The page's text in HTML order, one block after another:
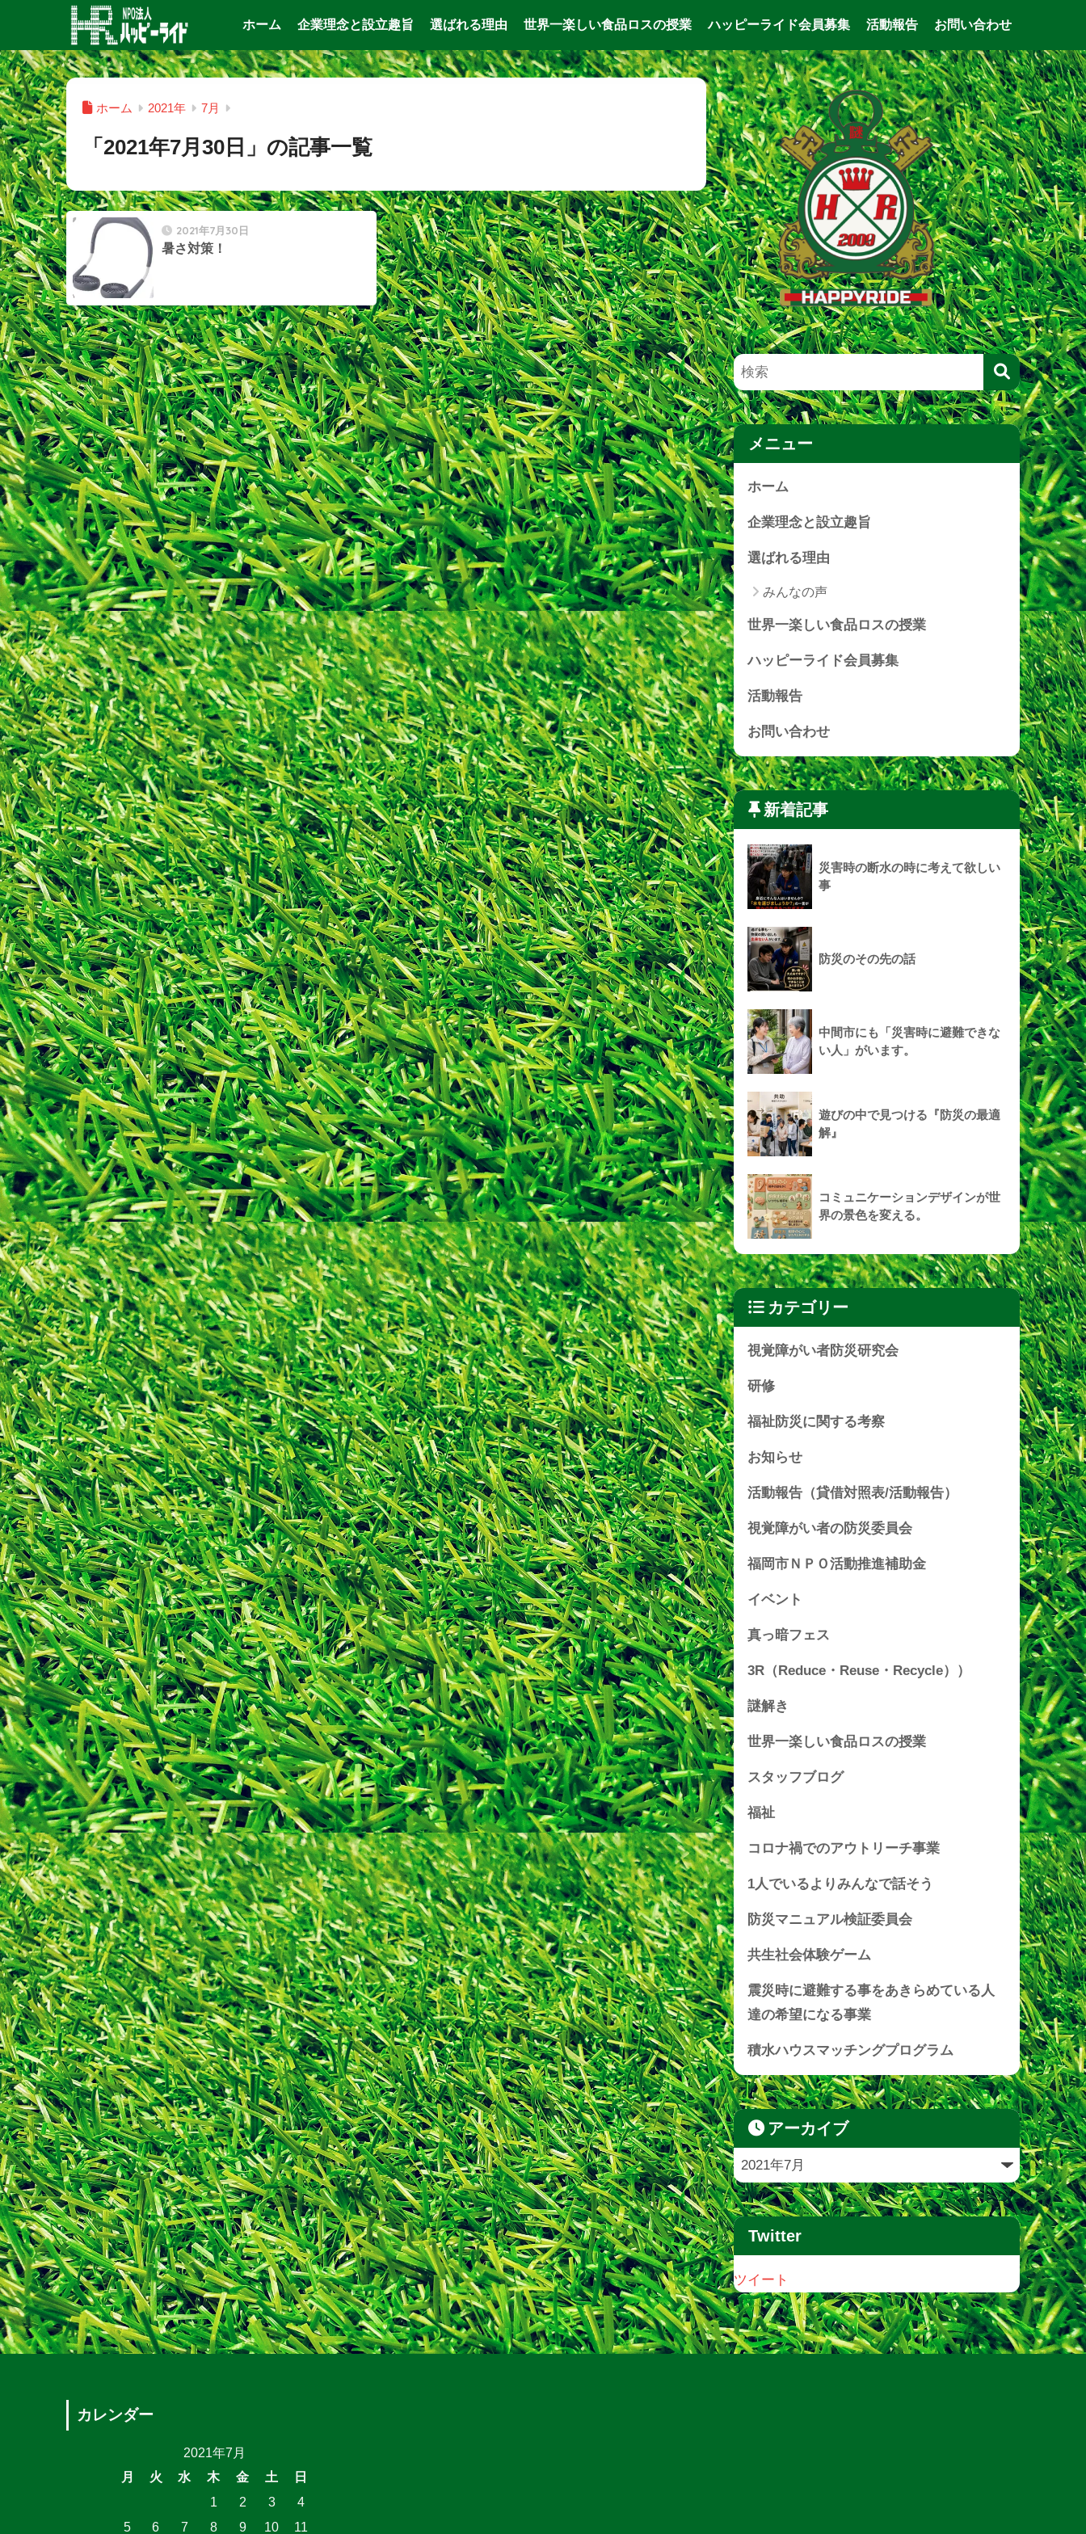
ホーム 企業理念と設立趣旨 選ばれる理由 世界一楽しい食品ロスの授業 ハッピーライド会員募集 活動報告 お問い合わせ
ホーム 2021年 7月
「2021年7月30日」の記事一覧
2021年7月30日
暑さ対策！
メニュー
ホーム
企業理念と設立趣旨
選ばれる理由
みんなの声
世界一楽しい食品ロスの授業
ハッピーライド会員募集
活動報告
お問い合わせ
新着記事
災害時の断水の時に考えて欲しい
事
防災のその先の話
中間市にも「災害時に避難できな
い人」がいます。
遊びの中で見つける『防災の最適
解』
コミュニケーションデザインが世
界の景色を変える。
カテゴリー
視覚障がい者防災研究会
研修
福祉防災に関する考察
お知らせ
活動報告（貸借対照表/活動報告）
視覚障がい者の防災委員会
福岡市ＮＰＯ活動推進補助金
イベント
真っ暗フェス
3R（Reduce・Reuse・Recycle））
謎解き
世界一楽しい食品ロスの授業
スタッフブログ
福祉
コロナ禍でのアウトリーチ事業
1人でいるよりみんなで話そう
防災マニュアル検証委員会
共生社会体験ゲーム
震災時に避難する事をあきらめている人
達の希望になる事業
積水ハウスマッチングプログラム
アーカイブ
Twitter
ツイート
カレンダー
2021年7月
月
火 水 木 金 土
日
1
2 3
4
5
6 7 8 9 10 11